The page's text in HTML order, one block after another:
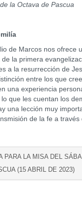
la Octava de Pascua
Marcos nos ofrece
la primera
a la resurrección de
entre los que
una experiencia
que les cuentan los
una lección muy
de la fe a través
PARA LA MISA DEL
(15 ABRIL DE 2023)